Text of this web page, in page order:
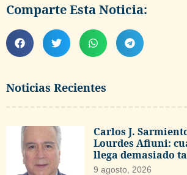
Noticias Recientes
Carlos J.
Lourdes Afiuni:
llega demasiado
9 agosto, 2026
Comparte Esta Noticia: